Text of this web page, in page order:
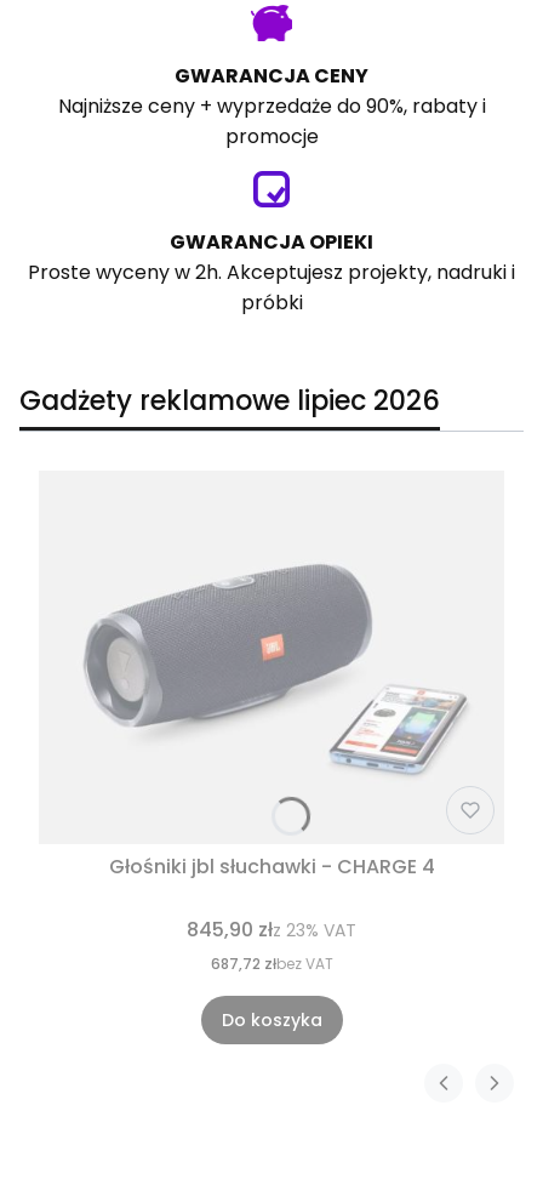
GWARANCJA CENY
Najniższe ceny + wyprzedaże do 90%, rabaty i
promocje
GWARANCJA OPIEKI
Proste wyceny w 2h. Akceptujesz projekty, nadruki i
próbki
Gadżety reklamowe lipiec 2026
Głośniki jbl słuchawki - CHARGE 4
845,90 złz 23% VAT
687,72 złbez VAT
Do koszyka